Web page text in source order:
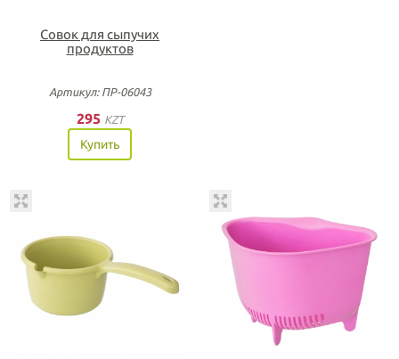
Совок для сыпучих
продуктов
Артикул: ПР-06043
295 KZT
Купить